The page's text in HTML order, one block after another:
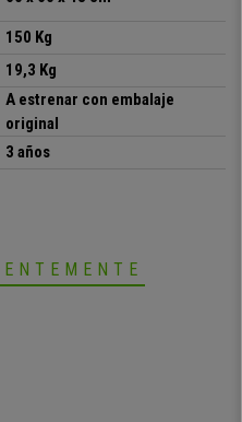
150 Kg
19,3 Kg
A estrenar con embalaje
original
3 años